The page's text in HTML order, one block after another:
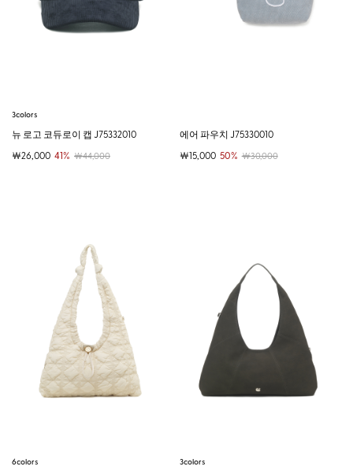
3colors
뉴 로고 코듀로이 캡 J75332010
￦26,000 41% ￦44,000
에어 파우치 J75330010
￦15,000 50% ￦30,000
6colors 3colors